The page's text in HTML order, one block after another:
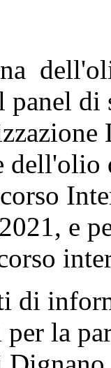
panel di
e
di
la